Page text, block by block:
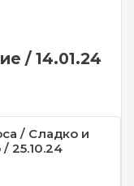
/ 14.01.24
/ Сладко и
25.10.24